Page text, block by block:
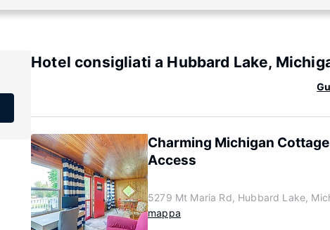
Hotel consigliati a Hubbard Lake,
Charming Michigan
Access
5279 Mt Maria Rd, Hubbard Lake,
mappa